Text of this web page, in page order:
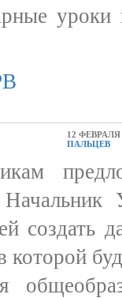
12 ФЕВРАЛЯ
ПАЛЬЦЕВ
создать
которой